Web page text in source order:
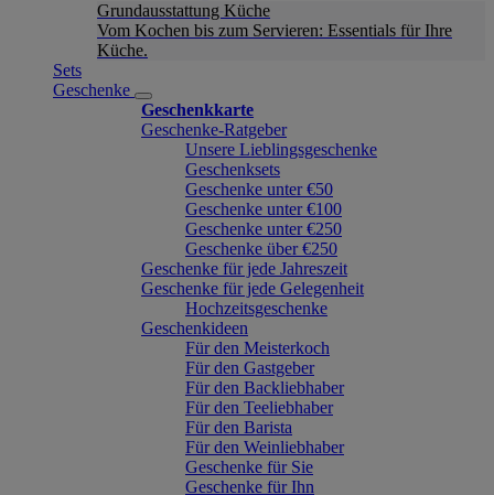
Grundausstattung Küche
Vom Kochen bis zum Servieren: Essentials für Ihre
Küche.
Sets
Geschenke
Geschenkkarte
Geschenke-Ratgeber
Unsere Lieblingsgeschenke
Geschenksets
Geschenke unter €50
Geschenke unter €100
Geschenke unter €250
Geschenke über €250
Geschenke für jede Jahreszeit
Geschenke für jede Gelegenheit
Hochzeitsgeschenke
Geschenkideen
Für den Meisterkoch
Für den Gastgeber
Für den Backliebhaber
Für den Teeliebhaber
Für den Barista
Für den Weinliebhaber
Geschenke für Sie
Geschenke für Ihn